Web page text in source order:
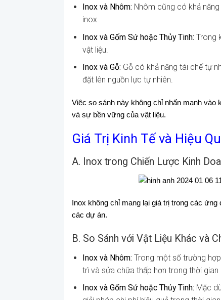
Inox và Nhôm: Nhôm cũng có khả
inox.
Inox và Gốm Sứ hoặc Thủy Tinh: Trong
vật liệu.
Inox và Gỗ: Gỗ có khả năng tái chế tự
đặt lên nguồn lực tự nhiên.
Việc so sánh này không chỉ nhấn mạnh
và sự bền vững của vật liệu.
Giá Trị Kinh Tế và Hiệu
A. Inox trong Chiến Lược Kinh
Inox không chỉ mang lại giá trị trong các
các dự án.
B. So Sánh với Vật Liệu Khác và
Inox và Nhôm: Trong một số trường
trì và sửa chữa thấp hơn trong thời gian
Inox và Gốm Sứ hoặc Thủy Tinh: Mặc